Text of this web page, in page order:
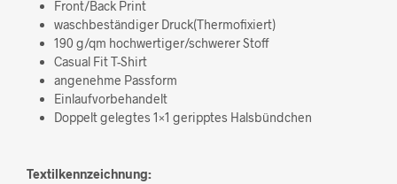
Front/Back Print
waschbeständiger Druck(Thermofixiert)
190 g/qm hochwertiger/schwerer Stoff
Casual Fit T-Shirt
angenehme Passform
Einlaufvorbehandelt
Doppelt gelegtes 1×1 geripptes Halsbündchen
Textilkennzeichnung: